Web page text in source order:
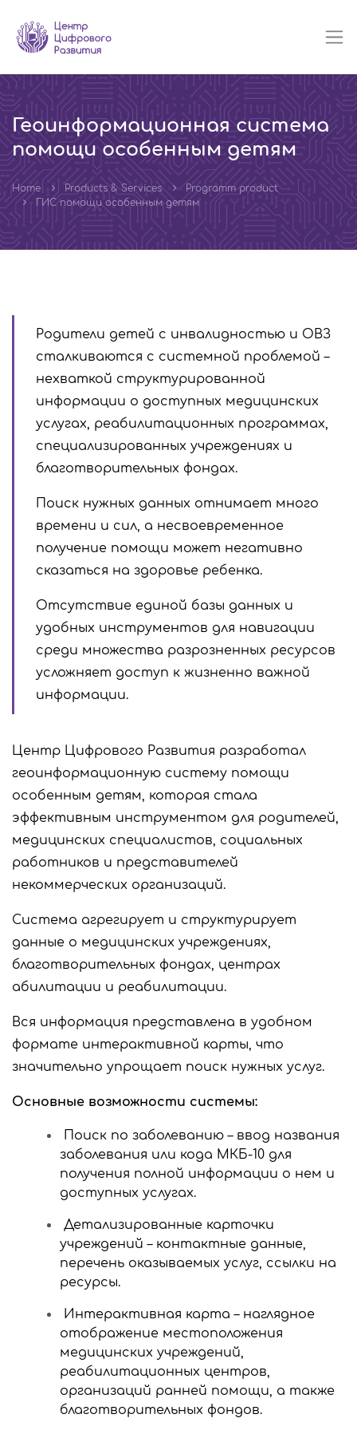
Геоинформационная система
помощи особенным детям
Home Products & Services
Programm product
ГИС помощи особенным детям
Родители детей с инвалидностью и ОВЗ
сталкиваются с системной проблемой –
нехваткой структурированной
информации о доступных медицинских
услугах, реабилитационных программах,
специализированных учреждениях и
благотворительных фондах.
Поиск нужных данных отнимает много
времени и сил, а несвоевременное
получение помощи может негативно
сказаться на здоровье ребенка.
Отсутствие единой базы данных и
удобных инструментов для навигации
среди множества разрозненных ресурсов
усложняет доступ к жизненно важной
информации.
Центр Цифрового Развития разработал
геоинформационную систему помощи
особенным детям, которая стала
эффективным инструментом для родителей,
медицинских специалистов, социальных
работников и представителей
некоммерческих организаций.
Система агрегирует и структурирует
данные о медицинских учреждениях,
благотворительных фондах, центрах
абилитации и реабилитации.
Вся информация представлена в удобном
формате интерактивной карты, что
значительно упрощает поиск нужных услуг.
Основные возможности системы:
Поиск по заболеванию – ввод названия
заболевания или кода МКБ-10 для
получения полной информации о нем и
доступных услугах.
Детализированные карточки
учреждений – контактные данные,
перечень оказываемых услуг, ссылки на
ресурсы.
Интерактивная карта – наглядное
отображение местоположения
медицинских учреждений,
реабилитационных центров,
организаций ранней помощи, а также
благотворительных фондов.